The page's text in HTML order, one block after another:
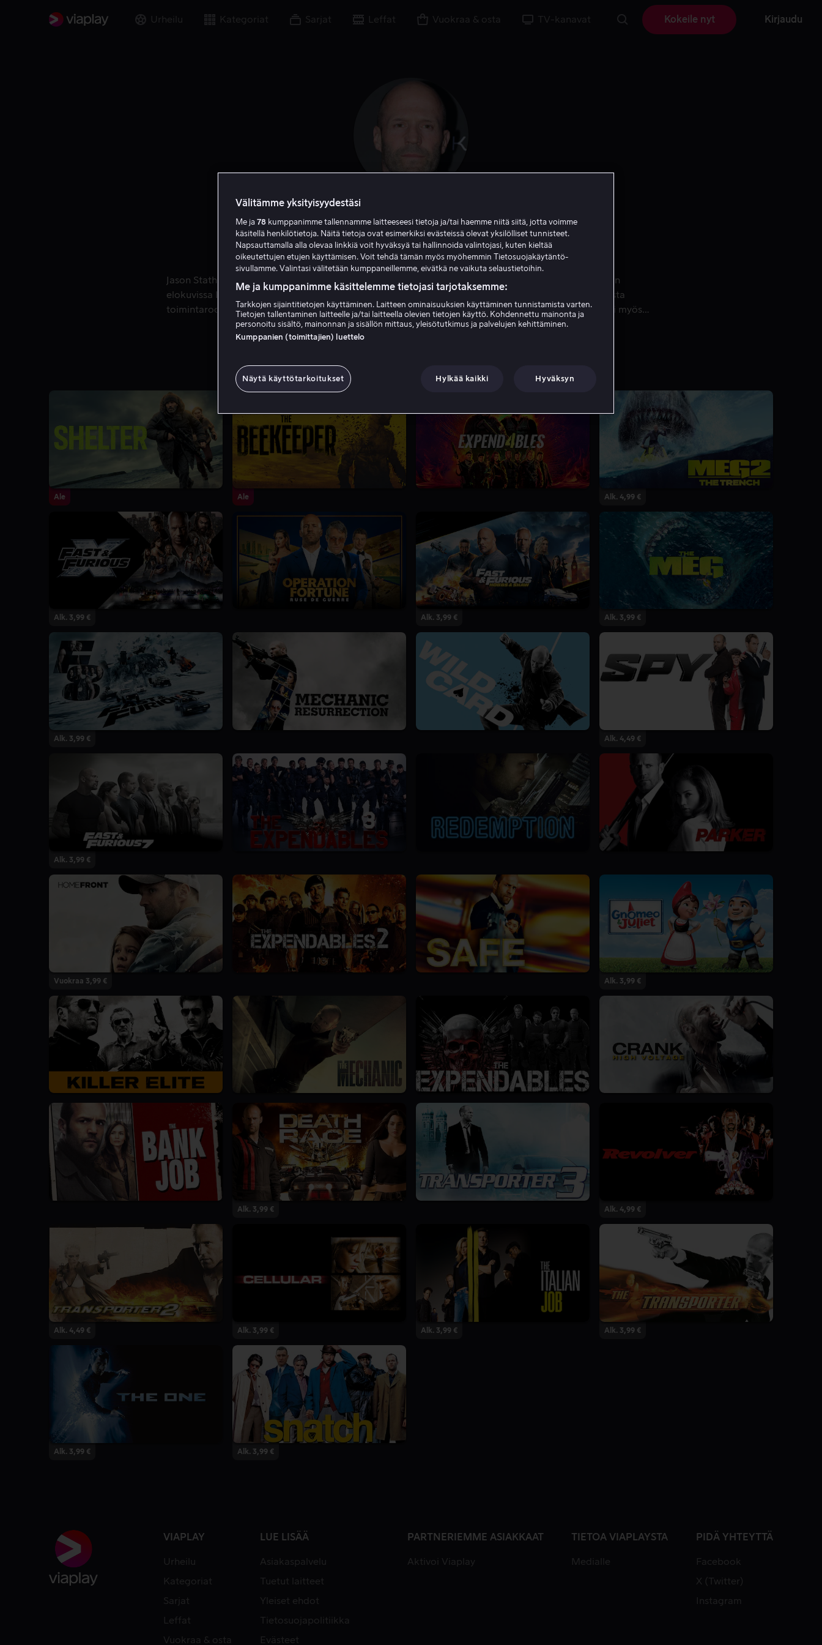
Urheilu Kategoriat Sarjat Leffat Vuokraa & osta TV-kanavat Kokeile nyt Kirjaudu
Jason Statham
Näyttelijä Tuottaja Tuotannonjohtaja Ääni
Jason Statham on brittiläinen näyttelijä ja tuottaja, joka syntyi 1960-luvulla ja nousi esiin Guy Ritchien elokuvissa Lock, Stock and Two Smoking Barrels ja Snatch. Hänet
Jason Statham on brittiläinen näyttelijä ja tuottaja, joka syntyi 1960-luvulla ja nousi esiin Guy Ritchien
elokuvissa Lock, Stock and Two Smoking Barrels ja Snatch. Hänet tunnetaan erityisesti kovapintaisista
toimintarooleista elokuvissa The Transporter, Crank, The Bank Job ja The Mechanic. Stathamista tuli myös
tärkeä osa suuria toimintaelokuvasarjoja The Expendables ja Fast & Furious, joissa hän esittää Deckard
Shaw'ta. Myöhemmät nimikkeet kuten The Meg, Wrath of Man, The Beekeeper ja A Working Man
Ale Ale Alk. 4,99 €
Alk. 3,99 € Alk. 3,99 € Alk. 3,99 €
Alk. 3,99 € Alk. 4,49 €
Alk. 3,99 €
Vuokraa 3,99 € Alk. 3,99 €
Alk. 3,99 € Alk. 4,99 €
Alk. 4,49 € Alk. 3,99 € Alk. 3,99 € Alk. 3,99 €
Alk. 3,99 € Alk. 3,99 €
VIAPLAY
Urheilu
Kategoriat
Sarjat
Leffat
Vuokraa & osta
LUE LISÄÄ
Asiakaspalvelu
Tuetut laitteet
Yleiset ehdot
Tietosuojapolitiikka
Evästeet
PARTNERIEMME ASIAKKAAT
Aktivoi Viaplay
TIETOA VIAPLAYSTA
Medialle
PIDÄ YHTEYTTÄ
Facebook
X (Twitter)
Instagram
Välitämme yksityisyydestäsi
Me ja 78 kumppanimme tallennamme laitteeseesi tietoja ja/tai haemme niitä siitä, jotta voimme
käsitellä henkilötietoja. Näitä tietoja ovat esimerkiksi evästeissä olevat yksilölliset tunnisteet.
Napsauttamalla alla olevaa linkkiä voit hyväksyä tai hallinnoida valintojasi, kuten kieltää
oikeutettujen etujen käyttämisen. Voit tehdä tämän myös myöhemmin Tietosuojakäytäntö-
sivullamme. Valintasi välitetään kumppaneillemme, eivätkä ne vaikuta selaustietoihin.
Me ja kumppanimme käsittelemme tietojasi tarjotaksemme:
Tarkkojen sijaintitietojen käyttäminen. Laitteen ominaisuuksien käyttäminen tunnistamista varten.
Tietojen tallentaminen laitteelle ja/tai laitteella olevien tietojen käyttö. Kohdennettu mainonta ja
personoitu sisältö, mainonnan ja sisällön mittaus, yleisötutkimus ja palvelujen kehittäminen.
Kumppanien (toimittajien) luettelo
Näytä käyttötarkoitukset Hylkää kaikki Hyväksyn